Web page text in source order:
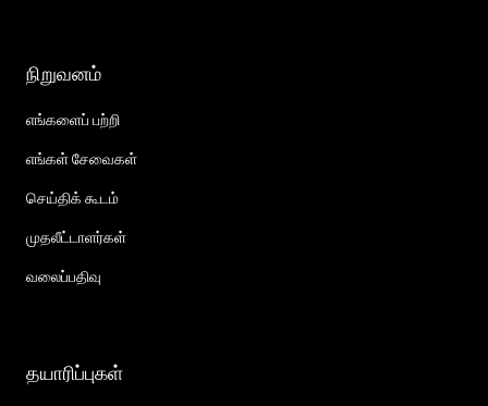
நிறுவனம்
எங்களைப் பற்றி
எங்கள் சேவைகள்
செய்திக் கூடம்
முதலீட்டாளர்கள்
வலைப்பதிவு
தயாரிப்புகள்